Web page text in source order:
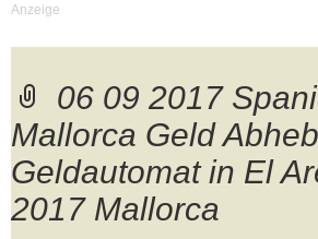
06 09 2017
Mallorca Geld
Geldautomat in El
2017 Mallorca